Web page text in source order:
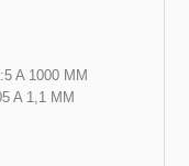
A 1000 MM
A 1,1 MM